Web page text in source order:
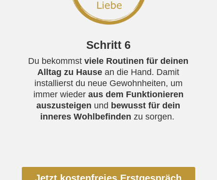
Schritt 6
Du bekommstviele Routinen für deinen
Alltag zu Hause an die Hand. Damit
installierst du neue Gewohnheiten, um
immer wieder aus dem Funktionieren
auszusteigen und bewusst für dein
inneres Wohlbefinden zu sorgen.